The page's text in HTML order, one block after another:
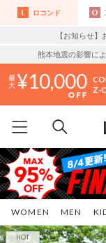
ロコンド
【お知らせ
熊本地震の影響に
10,000
Z-
WOMEN MEN